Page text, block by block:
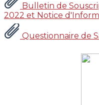
Bulletin de
2022 et Notice
Questionnaire de